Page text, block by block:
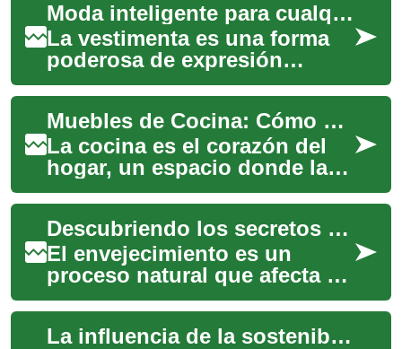
Moda inteligente para cualquier situación
La vestimenta es una forma
poderosa de expresión
personal y una herramienta
clave para navegar diversas
situaciones, ...
Muebles de Cocina: Cómo Elegir los Mejores para Tu Hogar
La cocina es el corazón del
hogar, un espacio donde la
funcionalidad y el estilo
deben coexistir en perfecta
armonía....
Descubriendo los secretos del antienvejecimiento: Una guía completa
El envejecimiento es un
proceso natural que afecta a
todos, pero eso no significa
que no podamos tomar
medidas para m...
La influencia de la sostenibilidad en la moda